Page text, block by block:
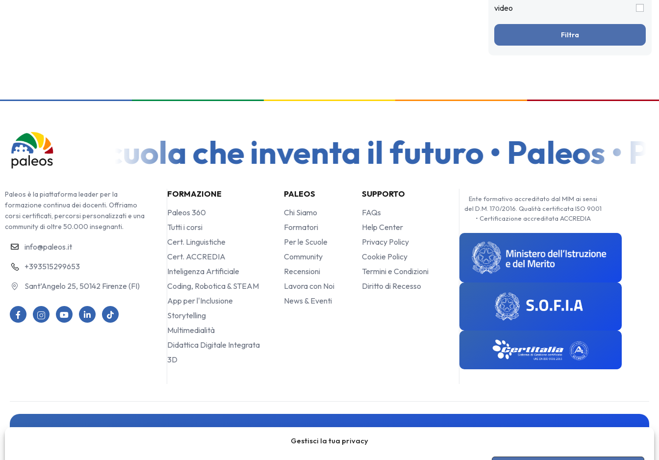
Gestisci la tua privacy
video
Filtra
Scuola che inventa il futuro • Paleos •
Paleos è la piattaforma leader per la
formazione continua dei docenti. Offriamo
corsi certificati, percorsi personalizzati e una
community di oltre 50.000 insegnanti.
info@paleos.it
+393515299653
Sant’Angelo 25, 50142 Firenze (FI)
FORMAZIONE
Paleos 360
Tutti i corsi
Cert. Linguistiche
Cert. ACCREDIA
Inteligenza Artificiale
Coding, Robotica & STEAM
App per l'Inclusione
Storytelling
Multimedialità
Didattica Digitale Integrata
3D
PALEOS
Chi Siamo
Formatori
Per le Scuole
Community
Recensioni
Lavora con Noi
News & Eventi
SUPPORTO
FAQs
Help Center
Privacy Policy
Cookie Policy
Termini e Condizioni
Diritto di Recesso
Ente formativo accreditato dal MIM ai sensi
del D.M. 170/2016. Qualità certificata ISO 9001
• Certificazione accreditata ACCREDIA